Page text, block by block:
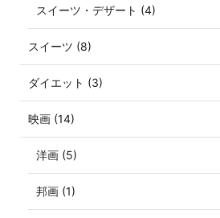
スイーツ・デザート (4)
スイーツ (8)
ダイエット (3)
映画 (14)
洋画 (5)
邦画 (1)